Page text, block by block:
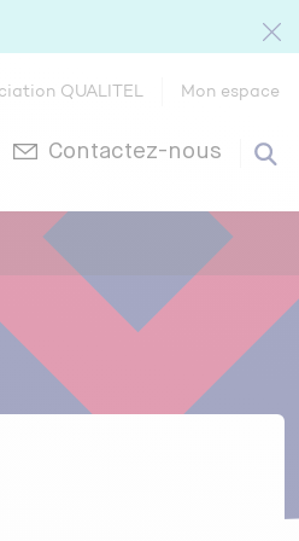
QUALITEL Mon espace
Contactez-nous